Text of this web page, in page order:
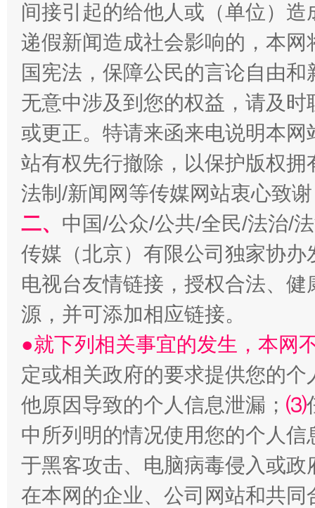
受贿1.44亿！段成刚被判无期 从幼
全民健身五年计划来了！等你上场
间接引起的给他人或（单位）
递假新闻造成社会影响的，本
国宪法，保障公民的言论自由
无意中涉及到您的权益，请及
或更正。特请来函来电说明本
站有权先行撤除，以保护版权
法制/新闻网等传媒网站衷心致
二、 中国/公众/公共/全民/法治/
传媒（北京）有限公司独家协
电视台友情链接，授权合法、
源，并可添加相应链接。
●就下列相关事宜的发生，本网
定或相关政府的要求提供您的个
他原因导致的个人信息泄漏； ⑶
中所列明的情况使用您的个人
于黑客攻击、电脑病毒侵入或
在本网的企业、公司网站和共